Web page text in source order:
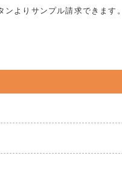
ンよりサンプル請求できます。